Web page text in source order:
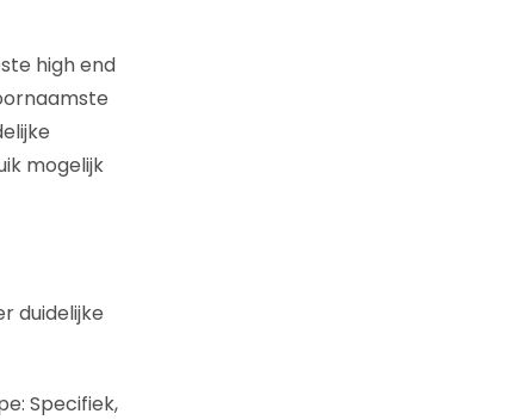
high end
mogelijk
duidelijke
Specifiek,